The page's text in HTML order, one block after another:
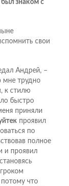
знаком с
свои
Андрей, –
мне трудно
к стилю
быстро
приняли
проявил
по
полное
и проявил
потому что